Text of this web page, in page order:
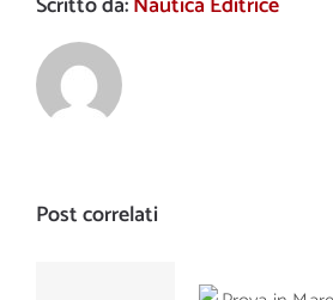
Post correlati